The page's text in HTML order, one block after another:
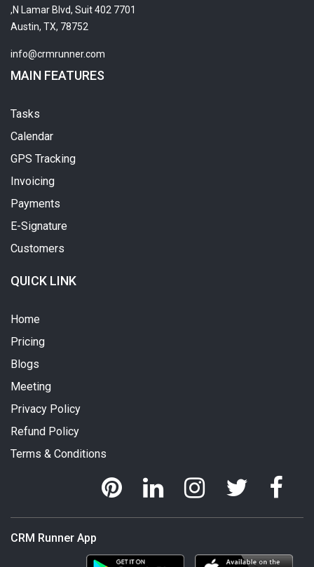
7701 N Lamar Blvd, Suit 402,
Austin, TX, 78752
info@crmrunner.com
MAIN FEATURES
Tasks
Calendar
GPS Tracking
Invoicing
Payments
E-Signature
Customers
QUICK LINK
Home
Pricing
Blogs
Meeting
Privacy Policy
Refund Policy
Terms & Conditions
CRM Runner App